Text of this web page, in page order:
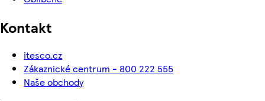
Kontakt
itesco.cz
Zákaznické centrum - 800 222 555
Naše obchody